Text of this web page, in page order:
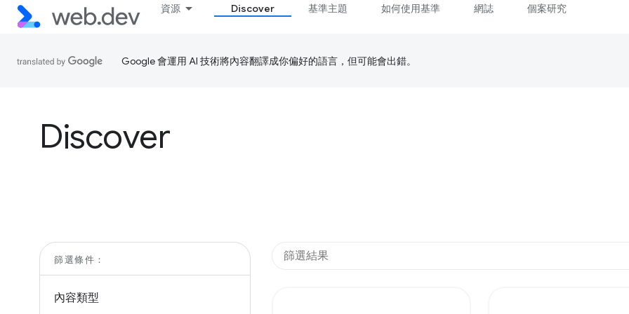
資源 Discover 基準主題 如何使用基準 網誌 個案研究
Google 會運用 AI 技術將內容翻譯成你偏好的語言，但可能會出錯。
Discover
篩選條件：
內容類型